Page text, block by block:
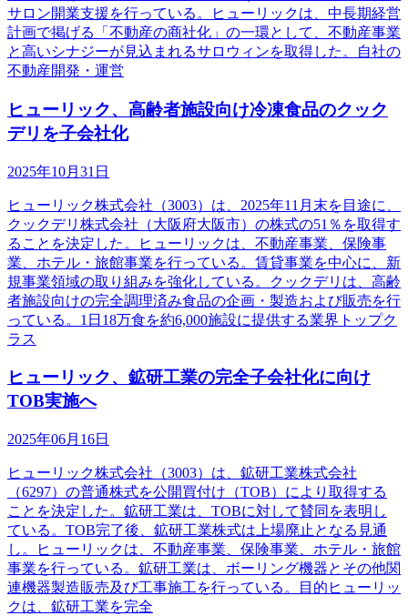
サロン開業支援を行っている。ヒューリックは、中長期経営
計画で掲げる「不動産の商社化」の一環として、不動産事業
と高いシナジーが見込まれるサロウィンを取得した。自社の
不動産開発・運営
ヒューリック、高齢者施設向け冷凍食品のクック
デリを子会社化
2025年10月31日
ヒューリック株式会社（3003）は、2025年11月末を目途に、
クックデリ株式会社（大阪府大阪市）の株式の51％を取得す
ることを決定した。ヒューリックは、不動産事業、保険事
業、ホテル・旅館事業を行っている。賃貸事業を中心に、新
規事業領域の取り組みを強化している。クックデリは、高齢
者施設向けの完全調理済み食品の企画・製造および販売を行
っている。1日18万食を約6,000施設に提供する業界トップク
ラス
ヒューリック、鉱研工業の完全子会社化に向け
TOB実施へ
2025年06月16日
ヒューリック株式会社（3003）は、鉱研工業株式会社
（6297）の普通株式を公開買付け（TOB）により取得する
ことを決定した。鉱研工業は、TOBに対して賛同を表明し
ている。TOB完了後、鉱研工業株式は上場廃止となる見通
し。ヒューリックは、不動産事業、保険事業、ホテル・旅館
事業を行っている。鉱研工業は、ボーリング機器とその他関
連機器製造販売及び工事施工を行っている。目的ヒューリッ
クは、鉱研工業を完全